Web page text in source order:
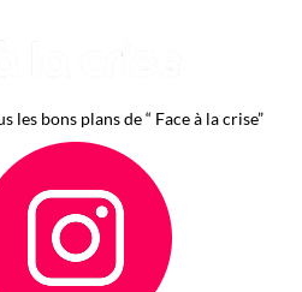
bons plans de “ Face à la crise”